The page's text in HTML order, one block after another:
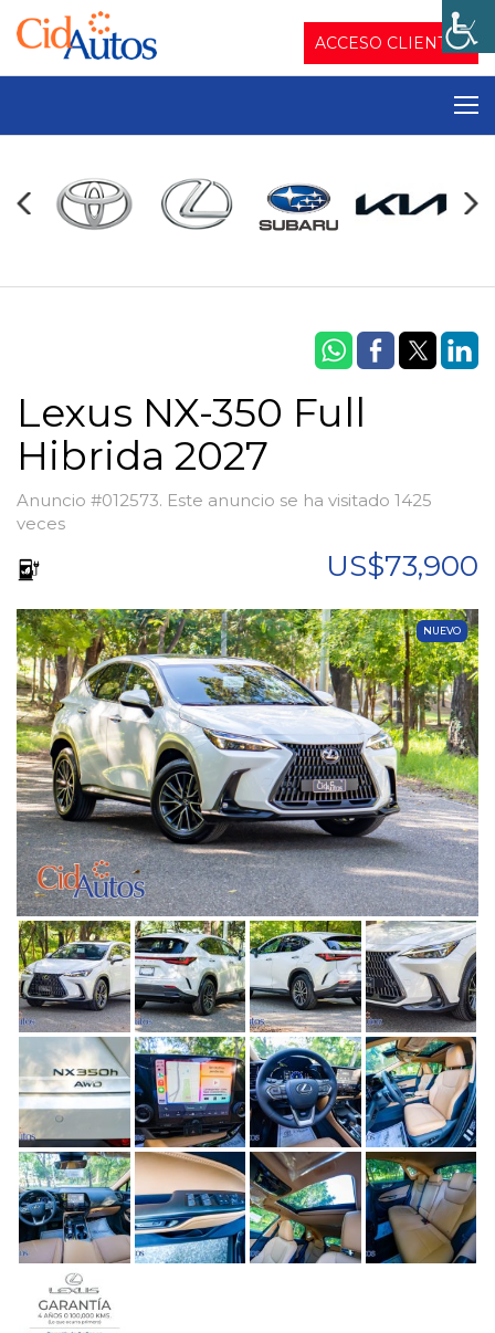
ACCESO CLIENTES
Lexus NX-350 Full
Hibrida 2027
Anuncio #012573. Este anuncio se ha visitado 1425
veces
US$73,900
NUEVO